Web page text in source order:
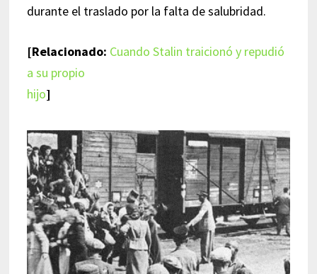
durante el traslado por la falta de salubridad.
[Relacionado: Cuando Stalin traicionó y repudió
a su propio
hijo]